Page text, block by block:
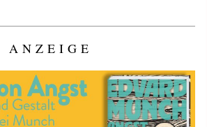
ANZEIGE